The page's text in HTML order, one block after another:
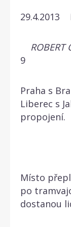
ROBERT
9
Praha s
Liberec s
propojení.
Místo
po
dostanou